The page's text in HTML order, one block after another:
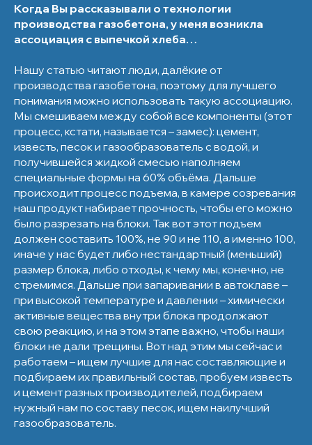
Когда Вы рассказывали о технологии
производства газобетона, у меня возникла
ассоциация с выпечкой хлеба…
Нашу статью читают люди, далёкие от
производства газобетона, поэтому для лучшего
понимания можно использовать такую ассоциацию.
Мы смешиваем между собой все компоненты (этот
процесс, кстати, называется – замес): цемент,
известь, песок и газообразователь с водой, и
получившейся жидкой смесью наполняем
специальные формы на 60% объёма. Дальше
происходит процесс подъема, в камере созревания
наш продукт набирает прочность, чтобы его можно
было разрезать на блоки. Так вот этот подъем
должен составить 100%, не 90 и не 110, а именно 100,
иначе у нас будет либо нестандартный (меньший)
размер блока, либо отходы, к чему мы, конечно, не
стремимся. Дальше при запаривании в автоклаве –
при высокой температуре и давлении – химически
активные вещества внутри блока продолжают
свою реакцию, и на этом этапе важно, чтобы наши
блоки не дали трещины. Вот над этим мы сейчас и
работаем – ищем лучшие для нас составляющие и
подбираем их правильный состав, пробуем известь
и цемент разных производителей, подбираем
нужный нам по составу песок, ищем наилучший
газообразователь.